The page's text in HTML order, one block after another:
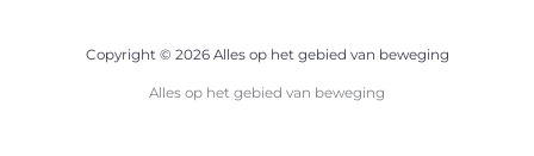
Copyright © 2026 Alles op het gebied van beweging
Alles op het gebied van beweging